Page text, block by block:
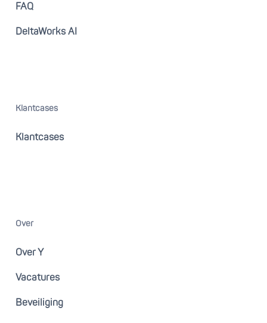
FAQ
DeltaWorks AI
Klantcases
Klantcases
Over
Over Y
Vacatures
Beveiliging